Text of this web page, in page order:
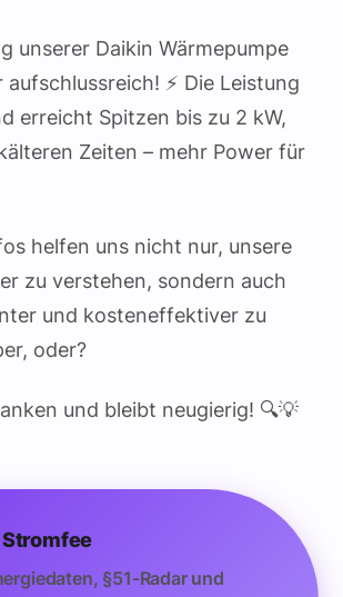
unserer Daikin Wärmepumpe
⚡ Die Leistung
erreicht Spitzen bis zu 2 kW,
Zeiten – mehr Power für
helfen uns nicht nur, unsere
zu verstehen, sondern auch
und kosteneffektiver zu
oder?
und bleibt neugierig! 🔍💡
§51-Radar und